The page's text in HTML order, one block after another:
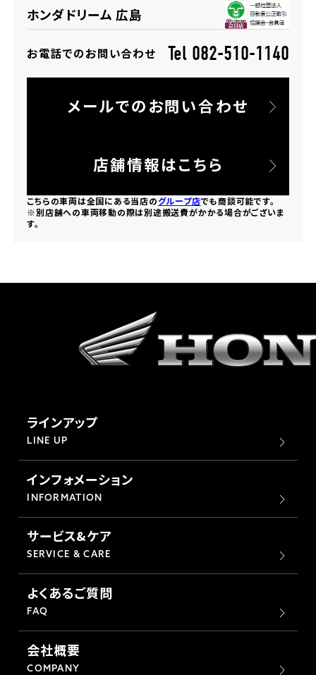
ホンダドリーム 広島
お電話でのお問い合わせ Tel 082-510-1140
メールでのお問い合わせ
店舗情報はこちら
こちらの車両は全国にある当店のグループ店でも商談可能です。
※別店舗への車両移動の際は別途搬送費がかかる場合がございま
す。
ラインアップ
LINE UP
インフォメーション
INFORMATION
サービス&ケア
SERVICE & CARE
よくあるご質問
FAQ
会社概要
COMPANY
ホンダドリーム 所沢
ホンダドリーム 大宮
ホンダドリーム 水戸北